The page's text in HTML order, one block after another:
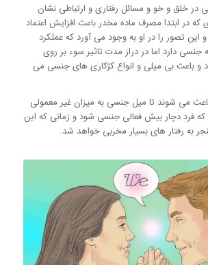
در خلق و خو و مسائل رفتاری و ارتباطی نشان
در ابتدا مصرف ماده مخدر باعث افزایش اعتماد
تصور را در او به وجود می آورد که عملکرد
جنسی دارد اما در دراز مدت تاثیر سوء بر روی
و باعث بی میلی و انواع کژکاری های جنسی می
می شوند تا میل جنسی به میزان غیر معمولی
که فرد دچار بیش فعالی جنسی شود و زمانی که این
به رفتار های بسیار مخربی خواهد شد.